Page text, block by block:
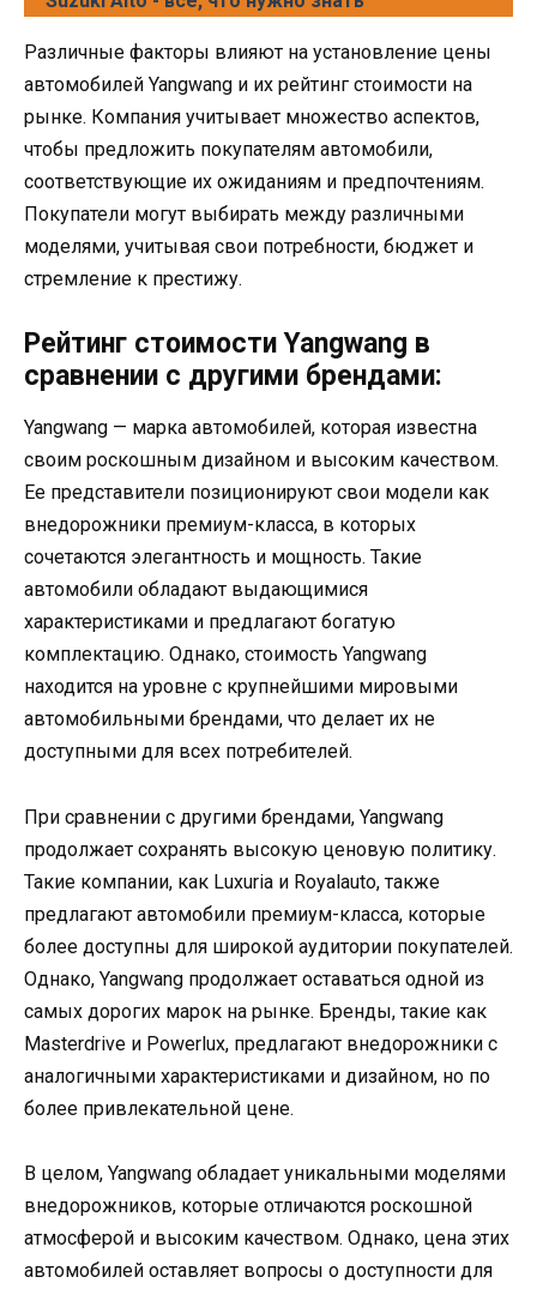
Различные факторы влияют на установление цены
автомобилей Yangwang и их рейтинг стоимости на
рынке. Компания учитывает множество аспектов,
чтобы предложить покупателям автомобили,
соответствующие их ожиданиям и предпочтениям.
Покупатели могут выбирать между различными
моделями, учитывая свои потребности, бюджет и
стремление к престижу.
Рейтинг стоимости Yangwang в
сравнении с другими брендами:
Yangwang — марка автомобилей, которая известна
своим роскошным дизайном и высоким качеством.
Ее представители позиционируют свои модели как
внедорожники премиум-класса, в которых
сочетаются элегантность и мощность. Такие
автомобили обладают выдающимися
характеристиками и предлагают богатую
комплектацию. Однако, стоимость Yangwang
находится на уровне с крупнейшими мировыми
автомобильными брендами, что делает их не
доступными для всех потребителей.
При сравнении с другими брендами, Yangwang
продолжает сохранять высокую ценовую политику.
Такие компании, как Luxuria и Royalauto, также
предлагают автомобили премиум-класса, которые
более доступны для широкой аудитории покупателей.
Однако, Yangwang продолжает оставаться одной из
самых дорогих марок на рынке. Бренды, такие как
Masterdrive и Powerlux, предлагают внедорожники с
аналогичными характеристиками и дизайном, но по
более привлекательной цене.
В целом, Yangwang обладает уникальными моделями
внедорожников, которые отличаются роскошной
атмосферой и высоким качеством. Однако, цена этих
автомобилей оставляет вопросы о доступности для